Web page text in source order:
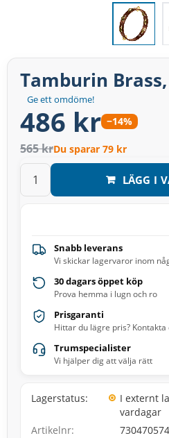
Ge ett omdöme!
Tamburin
486 kr −14%
565 krDu sparar 79 kr
LÄGG I
Snabb leverans
Vi skickar lagervaror inom
30 dagars öppet köp
Prova hemma i lugn och ro
Prisgaranti
Hittar du lägre pris? Kontakta
Trumspecialister
Vi hjälper dig att välja rätt
Lagerstatus
I externt
vardagar
Artikelnr